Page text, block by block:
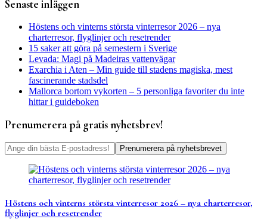
Senaste inläggen
Höstens och vinterns största vinterresor 2026 – nya
charterresor, flyglinjer och resetrender
15 saker att göra på semestern i Sverige
Levada: Magi på Madeiras vattenvägar
Exarchia i Aten – Min guide till stadens magiska, mest
fascinerande stadsdel
Mallorca bortom vykorten – 5 personliga favoriter du inte
hittar i guideboken
Prenumerera på gratis nyhetsbrev!
Höstens och vinterns största vinterresor 2026 – nya charterresor,
flyglinjer och resetrender